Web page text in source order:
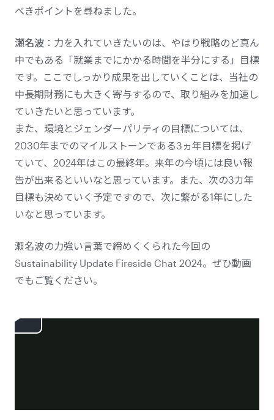
べきポイントを尋ねました。
瀬名波 ：力を入れていきたいのは、やはり戦略のど真ん
中でもある「就業までにかかる時間を半分にする」目標
です。ここでしっかり成果を出していくことは、当社の
中長期財務にも大きく寄与するので、取り組みを加速し
ていきたいと思っています。
また、環境とジェンダーパリティの目標については、
2030年までのマイルストーンである3ヵ年目標を掲げ
ていて、2024年はこの最終年。来年の今頃には良い報
告が出来るといいなと思っています。また、次の3カ年
目標も決めていく予定ですので、次に繋がる1年にした
いなと思っています。
瀬名波の力強い言葉で締めくくられた今回の
Sustainability Update Fireside Chat 2024。ぜひ動画
でもご覧ください。